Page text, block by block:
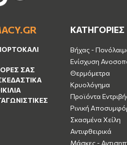
ΠΟΡΤΟΚΑΛΊ
ΣΑΣ
ΚΑΤΗΓΟΡΙΕΣ
Βήχας -
Ενίσχυση
Θερμόμετρα
Κρυολόγημα
Προϊόντα
Ρινική
Σκασμένα Χείλη
Αντιφθειρικά
Μάσκες -